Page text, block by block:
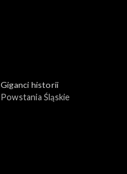
Giganci historii
Powstania Śląskie